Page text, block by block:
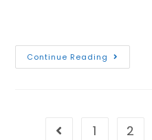
Continue Reading
1 2